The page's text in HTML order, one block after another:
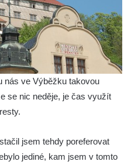
nás ve Výběžku takovou
se nic neděje, je čas využít
jsem tehdy poreferovat
jediné, kam jsem v tomto